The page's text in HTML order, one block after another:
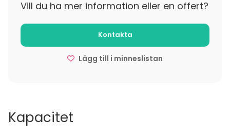
Vill du ha mer information eller en offert?
Kontakta
Lägg till i minneslistan
Kapacitet